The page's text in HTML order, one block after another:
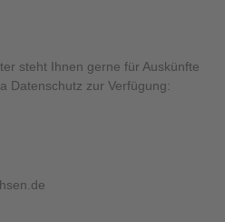
steht Ihnen gerne für Auskünfte
Datenschutz zur Verfügung: